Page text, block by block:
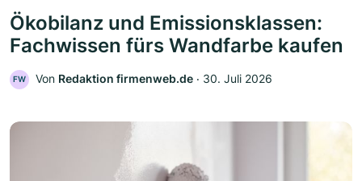
Ökobilanz und Emissionsklassen:
Fachwissen fürs Wandfarbe kaufen
FW Von Redaktion firmenweb.de ‧ 30. Juli 2026